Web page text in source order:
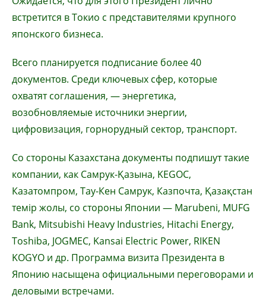
встретится в Токио с представителями крупного
японского бизнеса.
Всего планируется подписание более 40
документов. Среди ключевых сфер, которые
охватят соглашения, — энергетика,
возобновляемые источники энергии,
цифровизация, горнорудный сектор, транспорт.
Со стороны Казахстана документы подпишут такие
компании, как Самрук-Қазына, KEGOC,
Казатомпром, Тау-Кен Самрук, Казпочта, Қазақстан
темір жолы, со стороны Японии — Marubeni, MUFG
Bank, Mitsubishi Heavy Industries, Hitachi Energy,
Toshiba, JOGMEC, Kansai Electric Power, RIKEN
KOGYO и др. Программа визита Президента в
Японию насыщена официальными переговорами и
деловыми встречами.